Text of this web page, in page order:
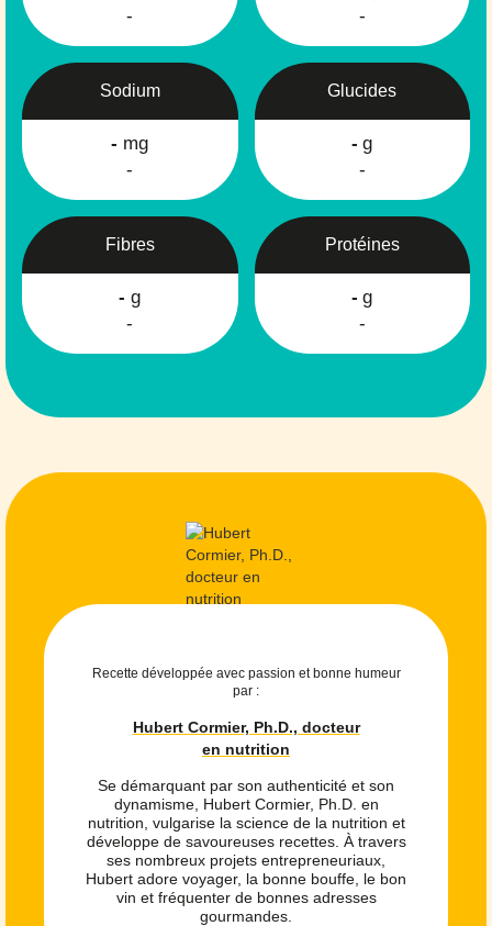
-
-
Sodium
- mg
-
Glucides
- g
-
Fibres
- g
-
Protéines
- g
-
Recette développée avec passion et bonne humeur
par :
Hubert Cormier, Ph.D., docteur
en nutrition
Se démarquant par son authenticité et son
dynamisme, Hubert Cormier, Ph.D. en
nutrition, vulgarise la science de la nutrition et
développe de savoureuses recettes. À travers
ses nombreux projets entrepreneuriaux,
Hubert adore voyager, la bonne bouffe, le bon
vin et fréquenter de bonnes adresses
gourmandes.